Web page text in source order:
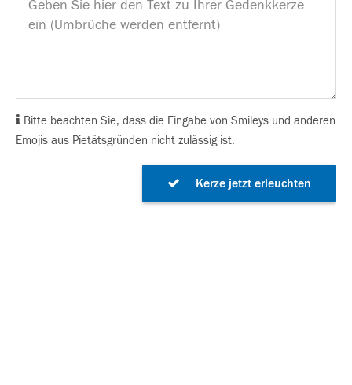
Bitte beachten Sie, dass die Eingabe von Smileys und anderen
Emojis aus Pietätsgründen nicht zulässig ist.
Kerze jetzt erleuchten